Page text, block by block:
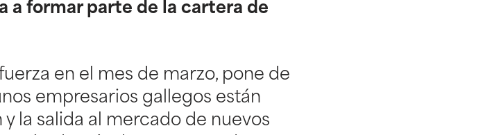
a formar parte de la cartera de
en el mes de marzo, pone de
empresarios gallegos están
la salida al mercado de nuevos